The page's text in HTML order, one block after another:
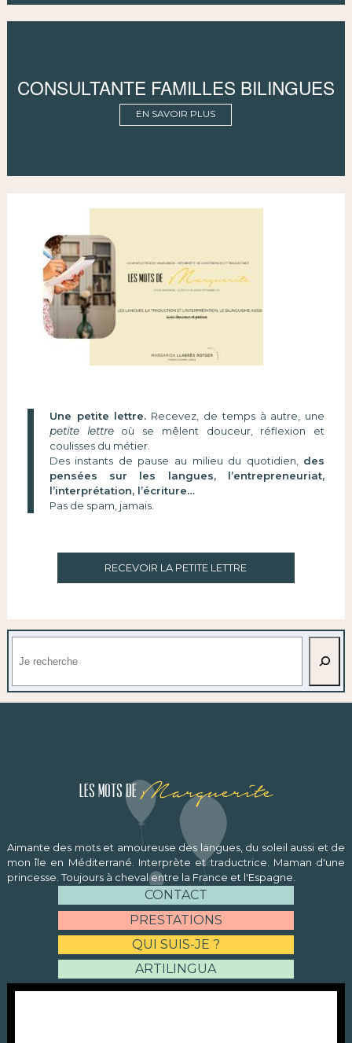
CONSULTANTE FAMILLES BILINGUES
EN SAVOIR PLUS
Une petite lettre. Recevez, de temps à autre, une
petite lettreoù se mêlent douceur, réflexion et
coulisses du métier.
Des instants de pause au milieu du quotidien, des
pensées sur les langues, l’entrepreneuriat,
l’interprétation, l’écriture…
Pas de spam, jamais.
RECEVOIR LA PETITE LETTRE
Les mots de Marguerite
Aimante des mots et amoureuse des langues, du soleil aussi et de
mon île en Méditerrané. Interprète et traductrice. Maman d'une
princesse. Toujours à cheval entre la France et l'Espagne.
CONTACT
PRESTATIONS
QUI SUIS-JE ?
ARTILINGUA